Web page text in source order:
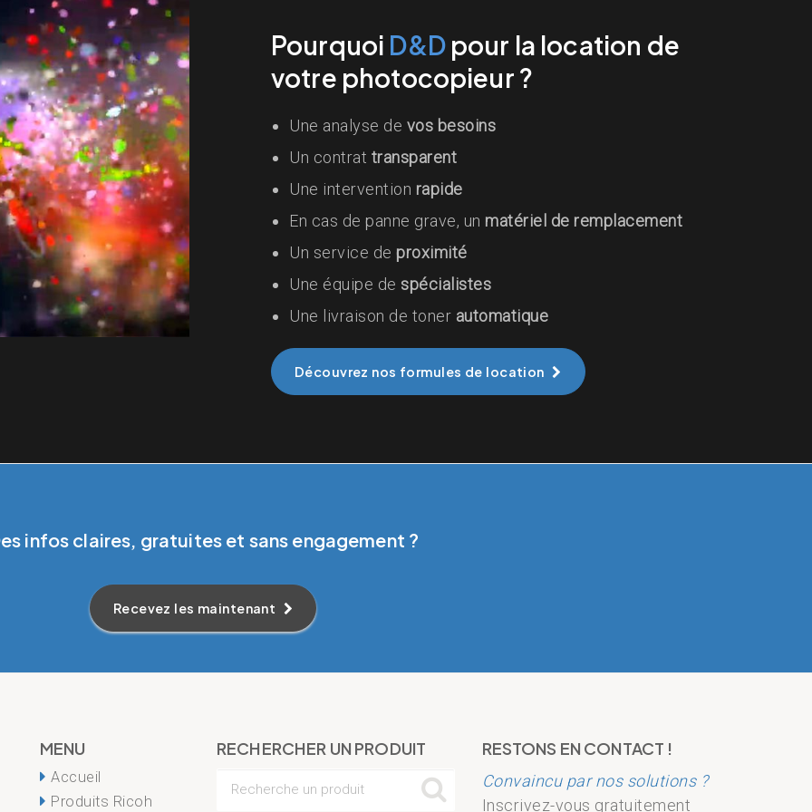
Pourquoi D&Dpour la location de
votre photocopieur ?
Une analyse de vos besoins
Un contrat transparent
Une intervention rapide
En cas de panne grave, un matériel de remplacement
Un service de proximité
Une équipe de spécialistes
Une livraison de toner automatique
Découvrez nos formules de location
infos claires, gratuites et sans engagement ?
Recevez les maintenant
MENU
Accueil
Produits Ricoh
RECHERCHER UN PRODUIT RESTONS EN CONTACT !
Convaincu par nos solutions ?
Inscrivez-vous gratuitement